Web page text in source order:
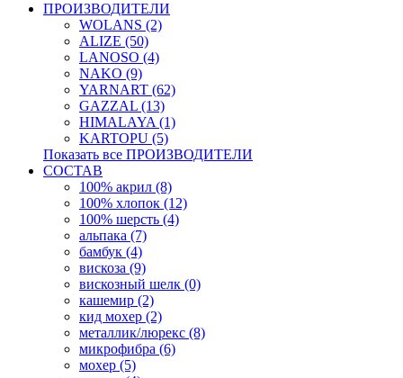
ПРОИЗВОДИТЕЛИ
WOLANS (2)
ALIZE (50)
LANOSO (4)
NAKO (9)
YARNART (62)
GAZZAL (13)
HIMALAYA (1)
KARTOPU (5)
Показать все ПРОИЗВОДИТЕЛИ
СОСТАВ
100% акрил (8)
100% хлопок (12)
100% шерсть (4)
альпака (7)
бамбук (4)
вискоза (9)
вискозный шелк (0)
кашемир (2)
кид мохер (2)
металлик/люрекс (8)
микрофибра (6)
мохер (5)